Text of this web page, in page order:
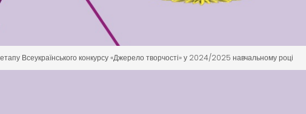
Всеукраїнського конкурсу «Джерело творчості» у 2024/2025 навчальному році